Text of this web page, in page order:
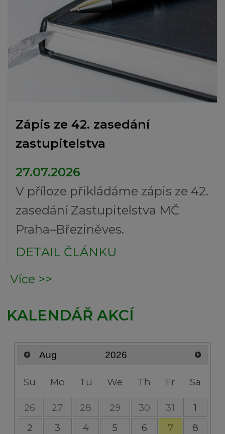
Zápis ze 42. zasedání
zastupitelstva
27.07.2026
V příloze přikládáme zápis ze 42.
zasedání Zastupitelstva MČ
Praha–Březiněves.
DETAIL ČLÁNKU
Více >>
KALENDÁŘ AKCÍ
Su Mo Tu We Th Fr Sa
26 27 28 29 30 31
1
2
3 4 5 6 7
8